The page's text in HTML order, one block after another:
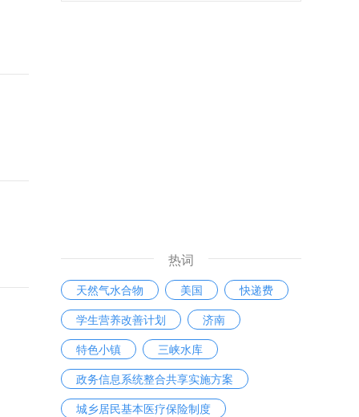
热词
天然气水合物 美国
快递费
学生营养改善计划
济南
特色小镇
三峡水库
政务信息系统整合共享实施方案
城乡居民基本医疗保险制度